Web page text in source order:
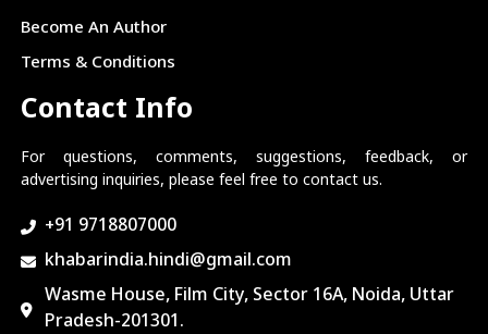
Become An Author
Terms & Conditions
Contact Info
For questions, comments, suggestions, feedback, or
advertising inquiries, please feel free to contact us.
+91 9718807000
khabarindia.hindi@gmail.com
Wasme House, Film City, Sector 16A, Noida, Uttar
Pradesh-201301.